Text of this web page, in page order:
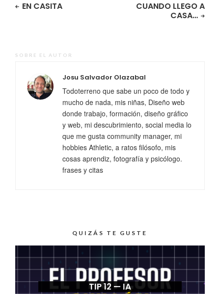
EN CASITA
CUANDO LLEGO A
CASA…
SOBRE EL AUTOR
Josu Salvador Olazabal
Todoterreno que sabe un poco de todo y
mucho de nada, mis niñas, Diseño web
donde trabajo, formación, diseño gráfico
y web, mi descubrimiento, social media lo
que me gusta community manager, mi
hobbies Athletic, a ratos filósofo, mis
cosas aprendiz, fotografía y psicólogo.
frases y citas
QUIZÁS TE GUSTE
TIP 12 — IA